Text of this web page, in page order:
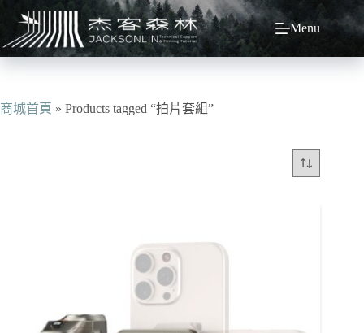
主
容
Menu
商城首頁 » Products tagged “拍片套組”